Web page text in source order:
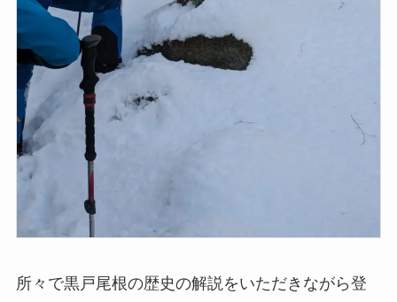
所々で黒戸尾根の歴史の解説をいただきながら登